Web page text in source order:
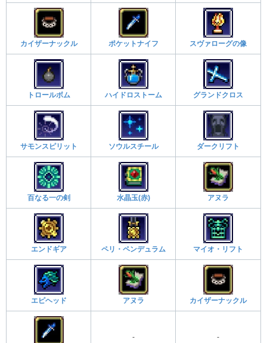
カイザーナックル ポケットナイフ スヴァローグの像
トロールボム ハイドロストーム グランドクロス
サモンスピリット ソウルスチール ダークリフト
百なる一の剣 水晶玉(赤) アヌラ
エンドギア ペリ・ペンデュラム マイオ・リフト
エピヘッド アヌラ カイザーナックル
- -